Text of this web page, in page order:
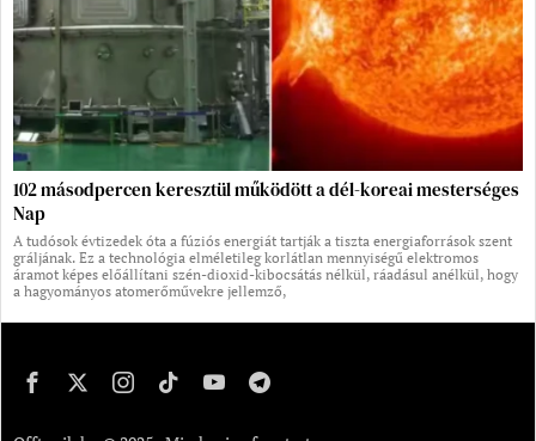
102 másodpercen keresztül működött a dél-koreai mesterséges
Nap
A tudósok évtizedek óta a fúziós energiát tartják a tiszta energiaforrások szent
gráljának. Ez a technológia elméletileg korlátlan mennyiségű elektromos
áramot képes előállítani szén-dioxid-kibocsátás nélkül, ráadásul anélkül, hogy
a hagyományos atomerőművekre jellemző,